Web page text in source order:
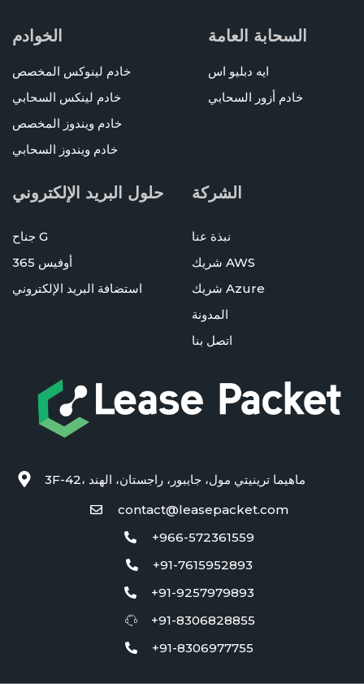
الخوادم
خادم لينوكس المخصص
خادم لينكس السحابي
خادم ويندوز المخصص
خادم ويندوز السحابي
السحابة العامة
ايه دبليو اس
خادم أزور السحابي
حلول البريد الإلكتروني
جناح G
أوفيس 365
استضافة البريد الإلكتروني
الشركة
نبذة عنا
شريك AWS
شريك Azure
المدونة
اتصل بنا
3F-42، ماهيما ترينيتي مول، جايبور، راجستان، الهند
contact@leasepacket.com
+966-572361559
+91-7615952893
+91-9257979893
+91-8306828855
+91-8306977755